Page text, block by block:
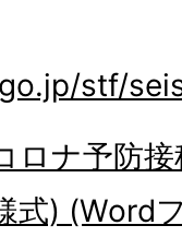
stf/
ロナ予防
式) (Word